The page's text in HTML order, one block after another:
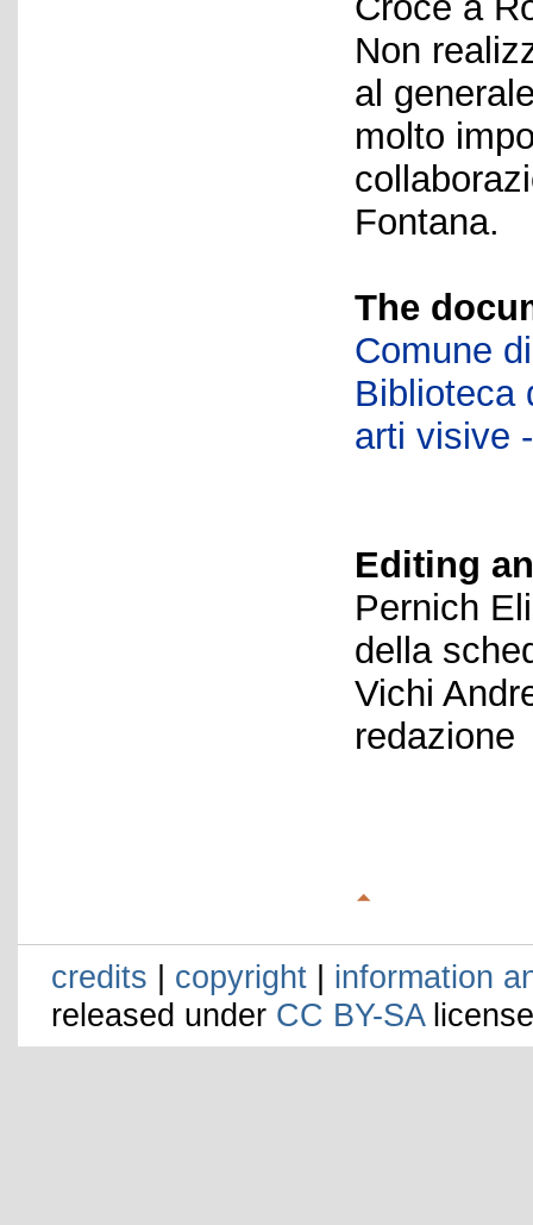
Non
al
molto
Fontana.
The
Comune
Biblioteca
arti visive
Editing
Pernich
della
Vichi
redazione
credits | copyright | information
released under CC BY-SA